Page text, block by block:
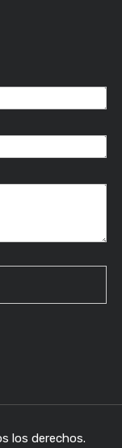
los derechos.